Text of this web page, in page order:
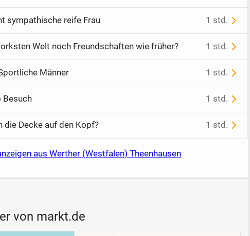
sympathische reife Frau 1 std.
Welt noch Freundschaften wie früher? 1 std.
Männer 1 std.
Besuch 1 std.
die Decke auf den Kopf? 1 std.
aus Werther (Westfalen) Theenhausen
von markt.de